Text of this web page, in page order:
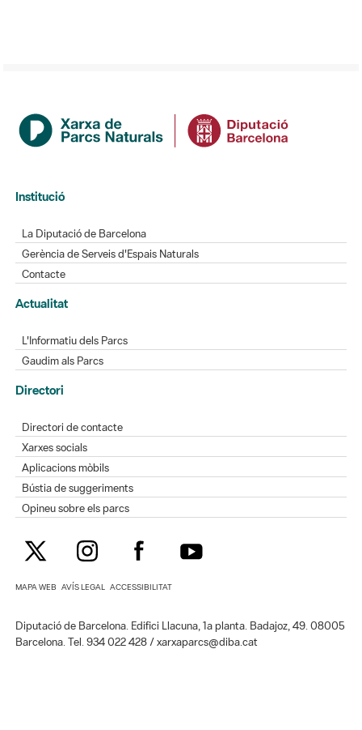
Institució
La Diputació de Barcelona
Gerència de Serveis d'Espais Naturals
Contacte
Actualitat
L'Informatiu dels Parcs
Gaudim als Parcs
Directori
Directori de contacte
Xarxes socials
Aplicacions mòbils
Bústia de suggeriments
Opineu sobre els parcs
MAPA WEB AVÍS LEGAL ACCESSIBILITAT
Diputació de Barcelona. Edifici Llacuna, 1a planta. Badajoz, 49. 08005
Barcelona. Tel. 934 022 428 / xarxaparcs@diba.cat